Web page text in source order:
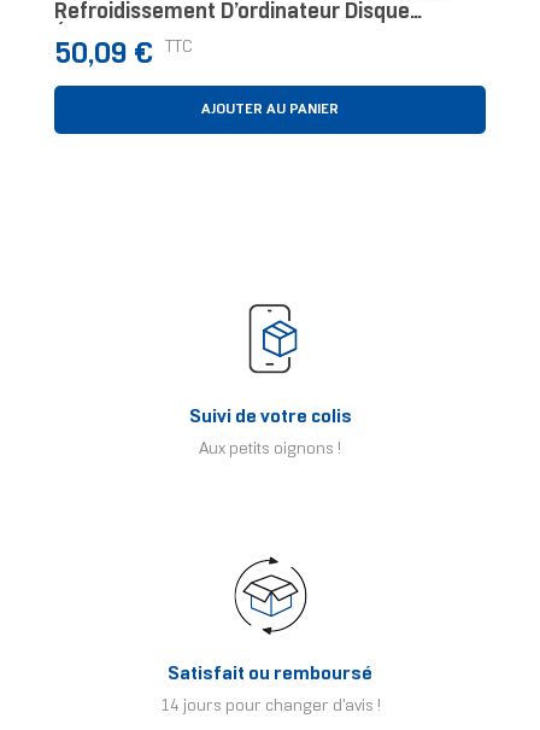
Refroidissement D’ordinateur Disque
Électronique Dissipateur
Thermique/Radiateur Cuivre, Argen
Prix
50,09 € TTC
AJOUTER AU PANIER
Suivi de votre colis
Aux petits oignons !
Satisfait ou remboursé
14 jours pour changer d'avis !